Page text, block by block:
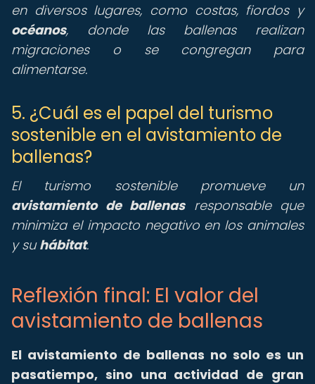
en diversos lugares, como costas, fiordos y
océanos, donde las ballenas realizan
migraciones o se congregan para
alimentarse.
5. ¿Cuál es el papel del turismo
sostenible en el avistamiento de
ballenas?
El turismo sostenible promueve un
avistamiento de ballenasresponsable que
minimiza el impacto negativo en los animales
y suhábitat.
Reflexión final: El valor del
avistamiento de ballenas
El avistamiento de ballenas no solo es un
pasatiempo, sino una actividad de gran